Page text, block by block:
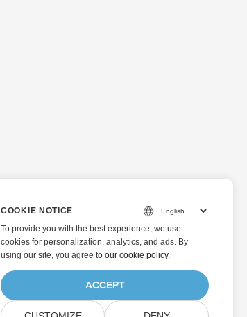
COOKIE NOTICE
To provide you with the best experience, we use
cookies for personalization, analytics, and ads. By
using our site, you agree to our cookie policy.
ACCEPT